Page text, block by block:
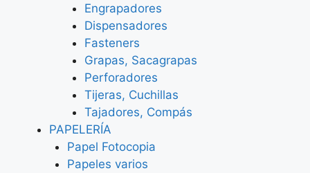
Engrapadores
Dispensadores
Fasteners
Grapas, Sacagrapas
Perforadores
Tijeras, Cuchillas
Tajadores, Compás
PAPELERÍA
Papel Fotocopia
Papeles varios